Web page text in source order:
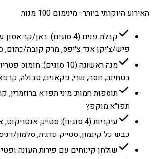
האירוע היוקרתי ביותר · מינימום 100 מנות
קבלת פנים (4 סוגים): באן/
פיש/צ׳יקן אנד צ׳יפס, מרק קובה/כתום,
מנה ראשונה (10 סוגים):
בטחינה, חסה, שרי, פקאנים, טבולה,
תוספות חמות: מיני תפו״א ברוזמרין,
תפו״א מוקפץ
עיקריות (4 סוגים): סטייק
כבש על קינמון, סטייק פרגית, סלמון/דניס
שולחן קינוחים עם פירות העונה